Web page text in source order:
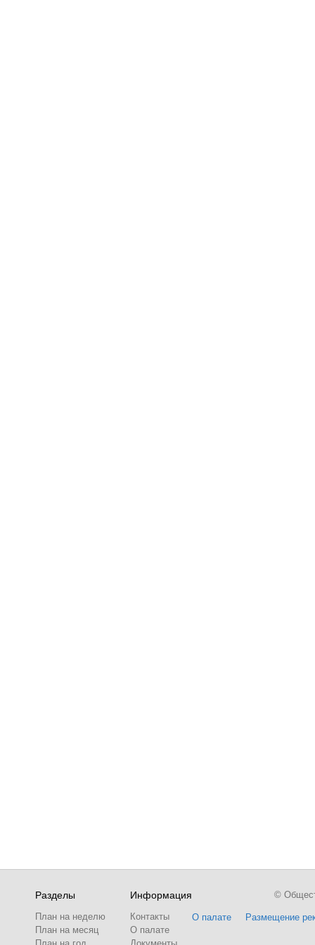
Разделы
План на неделю
План на месяц
Информация
Контакты
О палате
О палате Размещение
©